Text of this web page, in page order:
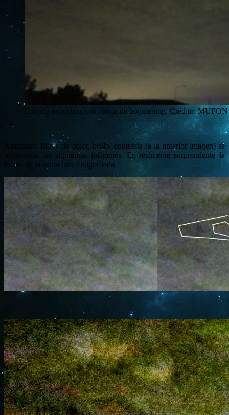
Extraña estructura con forma de boomerang. Crédito: MUFON
Aplicando filtros de color, brillo, contraste (a la anterior imagen) se
obtuvieron las siguientes imágenes. Es realmente sorprendente la
forma de la estructura fotografiada.